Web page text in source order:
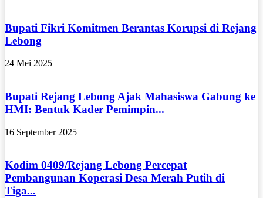
Bupati Fikri Komitmen Berantas Korupsi di Rejang
Lebong
24 Mei 2025
Bupati Rejang Lebong Ajak Mahasiswa Gabung ke
HMI: Bentuk Kader Pemimpin...
16 September 2025
Kodim 0409/Rejang Lebong Percepat
Pembangunan Koperasi Desa Merah Putih di
Tiga...